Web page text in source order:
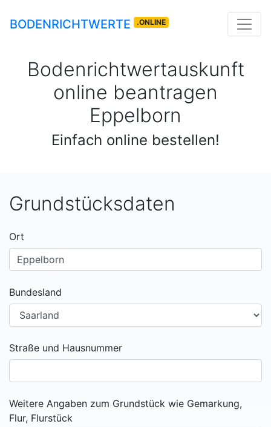
BODENRICHTWERTE .ONLINE
Bodenrichtwertauskunft
online beantragen
Eppelborn
Einfach online bestellen!
Grundstücksdaten
Ort
Bundesland
Straße und Hausnummer
Weitere Angaben zum Grundstück wie Gemarkung,
Flur, Flurstück